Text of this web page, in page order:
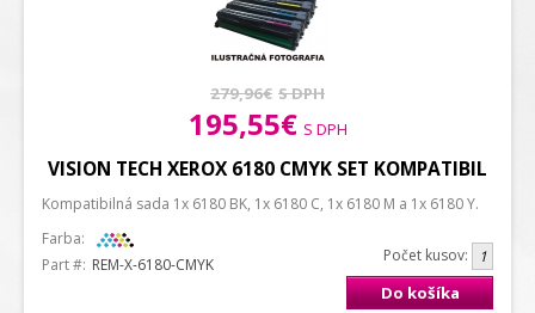
279,96€ S DPH
195,55€ S DPH
Počet kusov:
Do košíka
VISION TECH XEROX 6180 CMYK SET KOMPATIBIL
Kompatibilná sada 1x 6180 BK, 1x 6180 C, 1x 6180 M a 1x 6180 Y.
Farba:
Part #: REM-X-6180-CMYK